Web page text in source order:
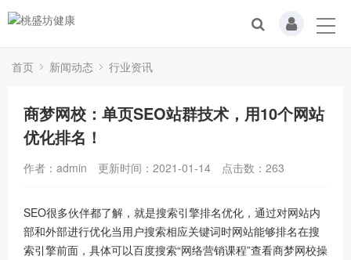
首页 新闻动态 行业资讯
商梦网校：单页SEO站群技术，用10个网站
优化排名！
作者：admin 更新时间：2021-01-14 点击数： 263
SEO很多伙伴都了解，就是搜索引擎排名优化，通过对网站内
部和外部进行优化当用户搜索相应关键词时网站能够排名在搜
索引擎前面，具体可以百度搜索“网络营销课程”查看商梦网校操